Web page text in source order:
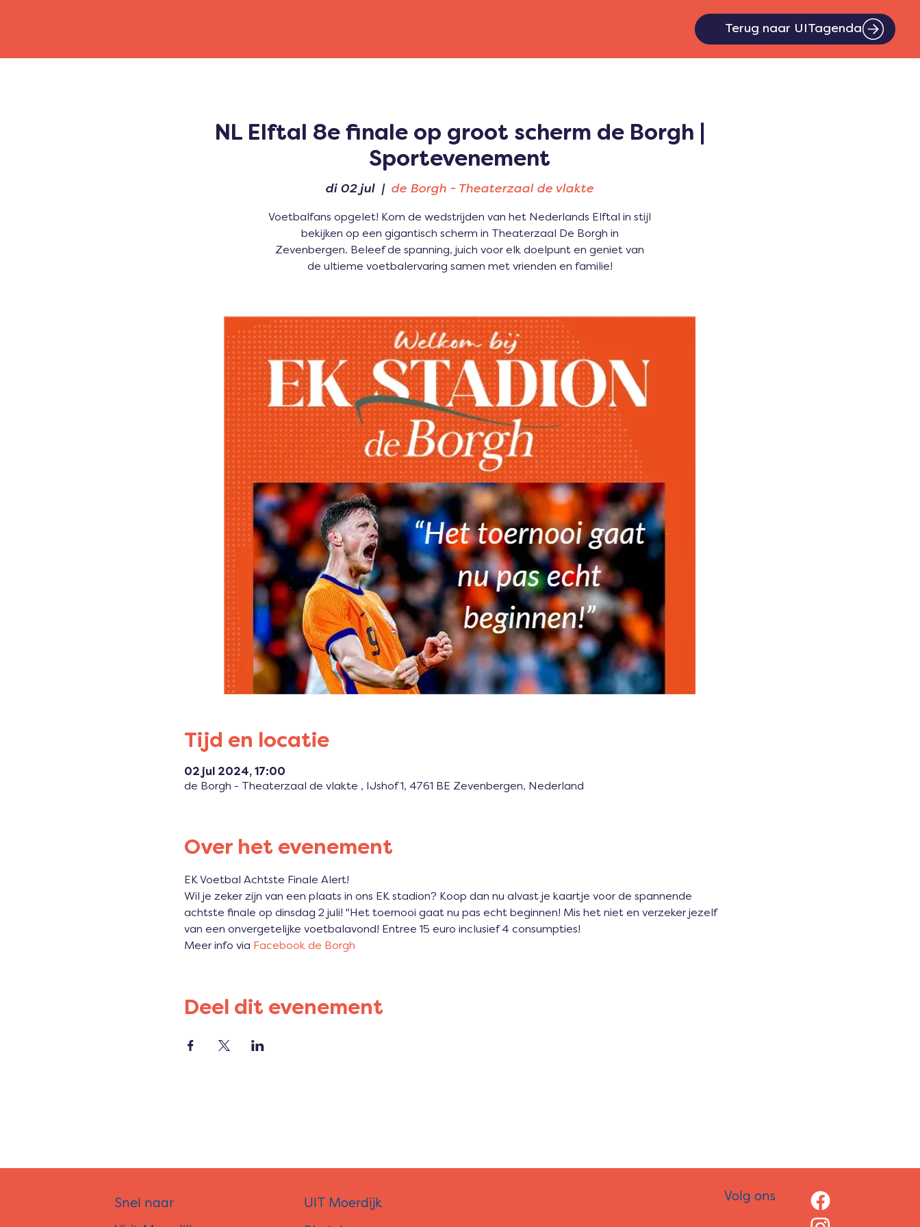
Terug naar UITagenda
NL Elftal 8e finale op groot scherm de Borgh |
Sportevenement
di 02 jul
  |
de Borgh - Theaterzaal de vlakte
Voetbalfans opgelet! Kom de wedstrijden van het Nederlands Elftal in stijl
bekijken op een gigantisch scherm in Theaterzaal De Borgh in
Zevenbergen. Beleef de spanning, juich voor elk doelpunt en geniet van
de ultieme voetbalervaring samen met vrienden en familie!
Tijd en locatie
02 jul 2024, 17:00
de Borgh - Theaterzaal de vlakte , IJshof 1, 4761 BE Zevenbergen, Nederland
Over het evenement
EK Voetbal Achtste Finale Alert!
Wil je zeker zijn van een plaats in ons EK stadion? Koop dan nu alvast je kaartje voor de spannende
achtste finale op dinsdag 2 juli! "Het toernooi gaat nu pas echt beginnen! Mis het niet en verzeker jezelf
van een onvergetelijke voetbalavond! Entree 15 euro inclusief 4 consumpties!
Meer info via Facebook de Borgh
Deel dit evenement
Snel naar UIT Moerdijk
Volg ons